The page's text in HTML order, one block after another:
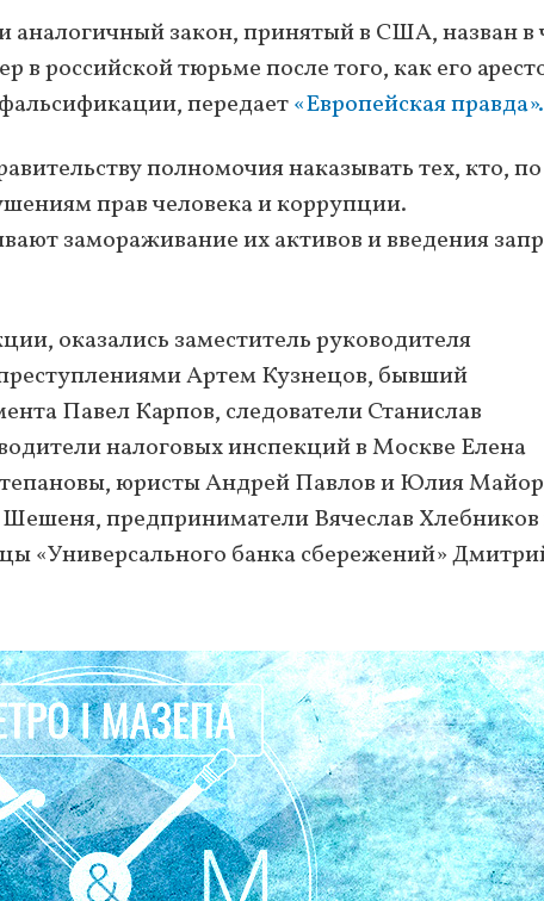
аналогичный закон, принятый в США, назван в
в российской тюрьме после того, как его
передает«Европейская правда».
полномочия наказывать тех, кто, по
прав человека и коррупции.
замораживание их активов и введения
оказались заместитель руководителя
Артем Кузнецов, бывший
Павел Карпов, следователи Станислав
налоговых инспекций в Москве Елена
юристы Андрей Павлов и Юлия
предприниматели Вячеслав
«Универсального банка сбережений»